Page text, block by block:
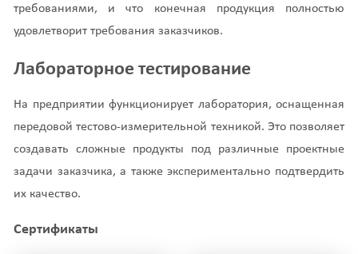
требованиями, и что конечная продукция полностью
удовлетворит требования заказчиков.
Лабораторное тестирование
На предприятии функционирует лаборатория, оснащенная
передовой тестово-измерительной техникой. Это позволяет
создавать сложные продукты под различные проектные
задачи заказчика, а также экспериментально подтвердить
их качество.
Сертификаты